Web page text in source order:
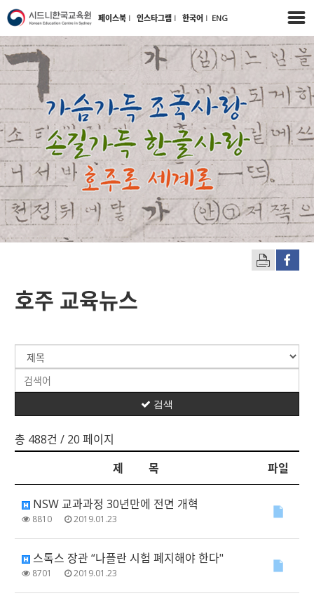
페이스북 l 인스타그램 l 한국어 l ENG
호주 교육뉴스
총 488건 / 20 페이지
검색
제 목 파일
NSW 교과과정 30년만에 전면 개혁
8810 2019.01.23
스톡스 장관 “나플란 시험 폐지해야 한다"
8701 2019.01.23